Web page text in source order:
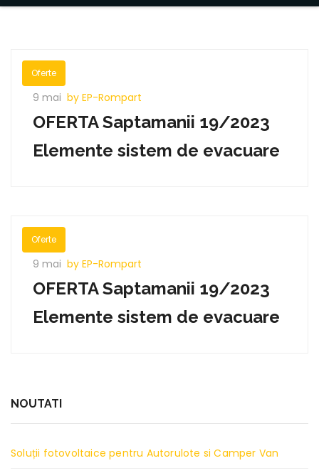
Oferte
9 mai by EP-Rompart
OFERTA Saptamanii 19/2023
Elemente sistem de evacuare
Oferte
9 mai by EP-Rompart
OFERTA Saptamanii 19/2023
Elemente sistem de evacuare
NOUTATI
Soluții fotovoltaice pentru Autorulote si Camper Van